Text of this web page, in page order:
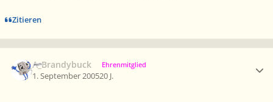
Zitieren
A_Brandybuck Ehrenmitglied
1. September 200520 J.